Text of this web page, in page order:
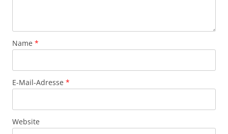
Name *
E-Mail-Adresse *
Website